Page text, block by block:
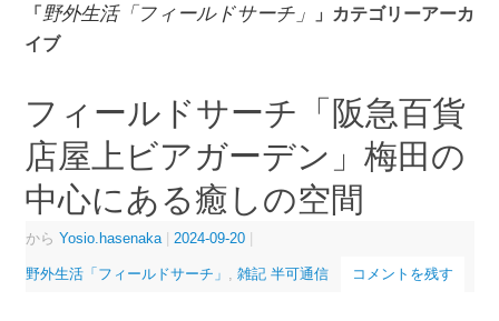
「 野外生活「フィールドサーチ」
」カテゴリーアーカ
イブ
フィールドサーチ「阪急百貨
店屋上ビアガーデン」梅田の
中心にある癒しの空間
から Yosio.hasenaka | 2024-09-20 |
野外生活「フィールドサーチ」 雑記 半可通信 コメントを残す